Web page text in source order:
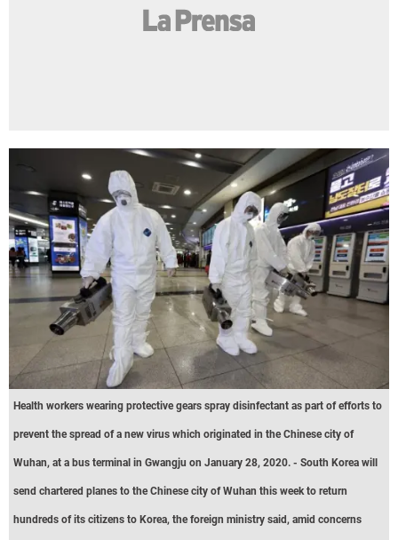
Health workers wearing protective gears spray disinfectant as part of efforts to
prevent the spread of a new virus which originated in the Chinese city of
Wuhan, at a bus terminal in Gwangju on January 28, 2020. - South Korea will
send chartered planes to the Chinese city of Wuhan this week to return
hundreds of its citizens to Korea, the foreign ministry said, amid concerns